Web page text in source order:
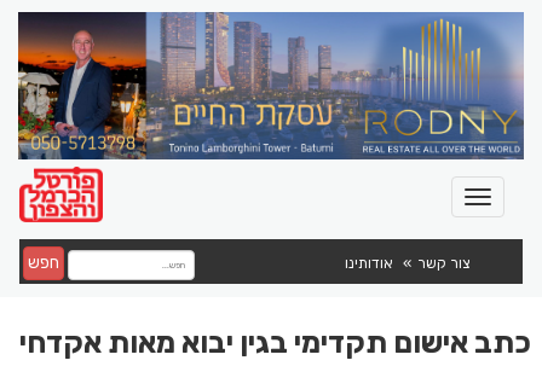
צור קשר אודותינו חפש
כתב אישום תקדימי בגין יבוא מאות אקדחי